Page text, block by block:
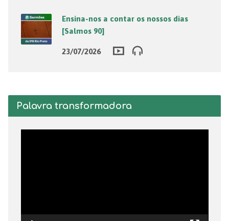
Ensina-nos a contar os nossos dias
[Salmos 90]
23/07/2026
Palavra transformadora